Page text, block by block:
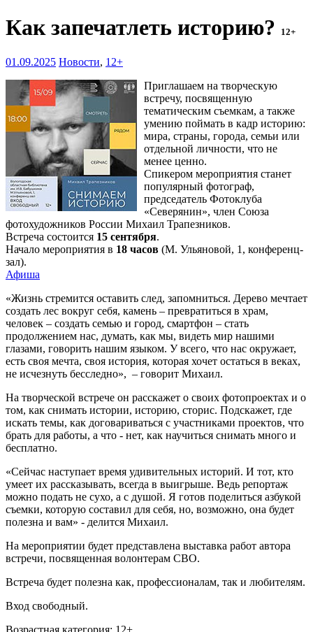
Как запечатлеть историю? 12+
01.09.2025 Новости, 12+
Приглашаем на творческую
встречу, посвященную
тематическим съемкам, а также
умению поймать в кадр историю:
мира, страны, города, семьи или
отдельной личности, что не
менее ценно.
Спикером мероприятия станет
популярный фотограф,
председатель Фотоклуба
«Северянин», член Союза
фотохудожников России Михаил Трапезников.
Встреча состоится 15 сентября.
Начало мероприятия в 18 часов (М. Ульяновой, 1, конференц-
зал).
Афиша
«Жизнь стремится оставить след, запомниться. Дерево мечтает
создать лес вокруг себя, камень – превратиться в храм,
человек – создать семью и город, смартфон – стать
продолжением нас, думать, как мы, видеть мир нашими
глазами, говорить нашим языком. У всего, что нас окружает,
есть своя мечта, своя история, которая хочет остаться в веках,
не исчезнуть бесследно», – говорит Михаил.
На творческой встрече он расскажет о своих фотопроектах и о
том, как снимать истории, историю, сторис. Подскажет, где
искать темы, как договариваться с участниками проектов, что
брать для работы, а что - нет, как научиться снимать много и
бесплатно.
«Сейчас наступает время удивительных историй. И тот, кто
умеет их рассказывать, всегда в выигрыше. Ведь репортаж
можно подать не сухо, а с душой. Я готов поделиться азбукой
съемки, которую составил для себя, но, возможно, она будет
полезна и вам» - делится Михаил.
На мероприятии будет представлена выставка работ автора
встречи, посвященная волонтерам СВО.
Встреча будет полезна как, профессионалам, так и любителям.
Вход свободный.
Возрастная категория: 12+